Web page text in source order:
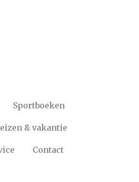
Sportboeken
& vakantie
Contact